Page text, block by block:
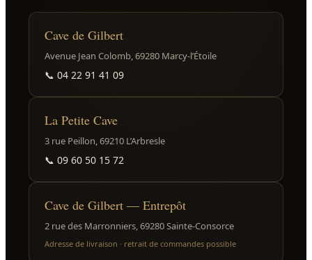
Cave de Gilbert
Avenue Jean Colomb, 69280 Marcy-l’Étoile
📞 04 22 91 41 09
La Petite Cave
3 rue Peillon, 69210 L’Arbresle
📞 09 60 50 15 72
Cave de Gilbert — Entrepôt
2 rue des Marronniers, 69280 Sainte-Consorce
Adresse de livraison · retrait de commandes possible